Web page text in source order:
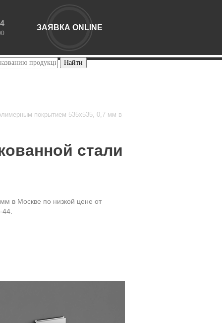
ЗАЯВКА ONLINE
покрытием 535х535, 0,7 мм в
стали
в Москве по низкой цене от